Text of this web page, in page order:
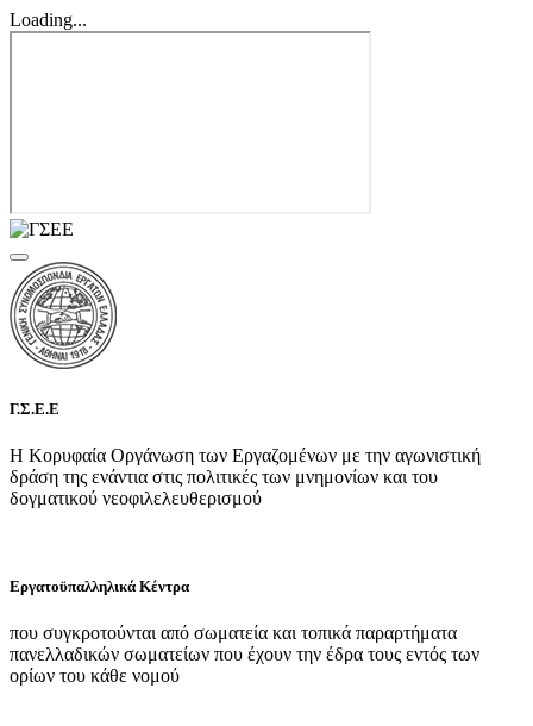
Loading...
Γ.Σ.Ε.Ε
Η Κορυφαία Οργάνωση των Εργαζομένων με την αγωνιστική
δράση της ενάντια στις πολιτικές των μνημονίων και του
δογματικού νεοφιλελευθερισμού
Εργατοϋπαλληλικά Κέντρα
που συγκροτούνται από σωματεία και τοπικά παραρτήματα
πανελλαδικών σωματείων που έχουν την έδρα τους εντός των
ορίων του κάθε νομού